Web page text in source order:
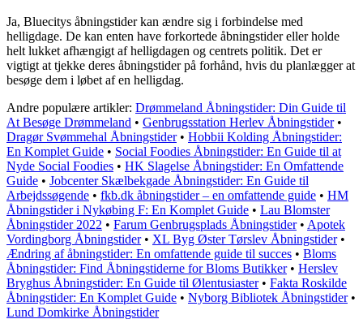
Ja, Bluecitys åbningstider kan ændre sig i forbindelse med
helligdage. De kan enten have forkortede åbningstider eller holde
helt lukket afhængigt af helligdagen og centrets politik. Det er
vigtigt at tjekke deres åbningstider på forhånd, hvis du planlægger at
besøge dem i løbet af en helligdag.
Andre populære artikler: Drømmeland Åbningstider: Din Guide til
At Besøge Drømmeland • Genbrugsstation Herlev Åbningstider•
Dragør Svømmehal Åbningstider• Hobbii Kolding Åbningstider:
En Komplet Guide • Social Foodies Åbningstider: En Guide til at
Nyde Social Foodies • HK Slagelse Åbningstider: En Omfattende
Guide • Jobcenter Skælbekgade Åbningstider: En Guide til
Arbejdssøgende • fkb.dk åbningstider – en omfattende guide • HM
Åbningstider i Nykøbing F: En Komplet Guide • Lau Blomster
Åbningstider 2022 • Farum Genbrugsplads Åbningstider• Apotek
Vordingborg Åbningstider• XL Byg Øster Tørslev Åbningstider•
Ændring af åbningstider: En omfattende guide til succes • Bloms
Åbningstider: Find Åbningstiderne for Bloms Butikker• Herslev
Bryghus Åbningstider: En Guide til Ølentusiaster• Fakta Roskilde
Åbningstider: En Komplet Guide • Nyborg Bibliotek Åbningstider•
Lund Domkirke Åbningstider